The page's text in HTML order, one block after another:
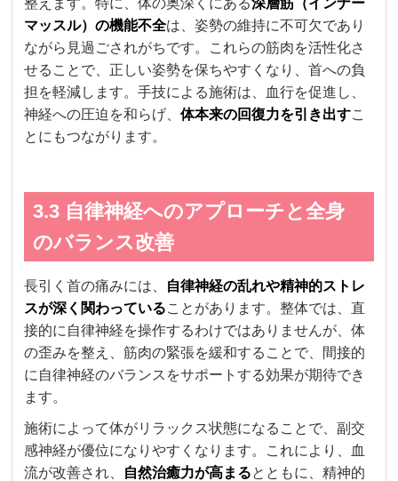
マッスル）の機能不全は、姿勢の維持に不可欠であり
ながら見過ごされがちです。これらの筋肉を活性化さ
せることで、正しい姿勢を保ちやすくなり、首への負
担を軽減します。手技による施術は、血行を促進し、
神経への圧迫を和らげ、体本来の回復力を引き出すこ
とにもつながります。
3.3 自律神経へのアプローチと全身
のバランス改善
長引く首の痛みには、
自律神経の乱れや精神的ストレ
スが深く関わっていることがあります。整体では、直
接的に自律神経を操作するわけではありませんが、体
の歪みを整え、筋肉の緊張を緩和することで、間接的
に自律神経のバランスをサポートする効果が期待でき
ます。
施術によって体がリラックス状態になることで、副交
感神経が優位になりやすくなります。これにより、血
流が改善され、
自然治癒力が高まるとともに、精神的